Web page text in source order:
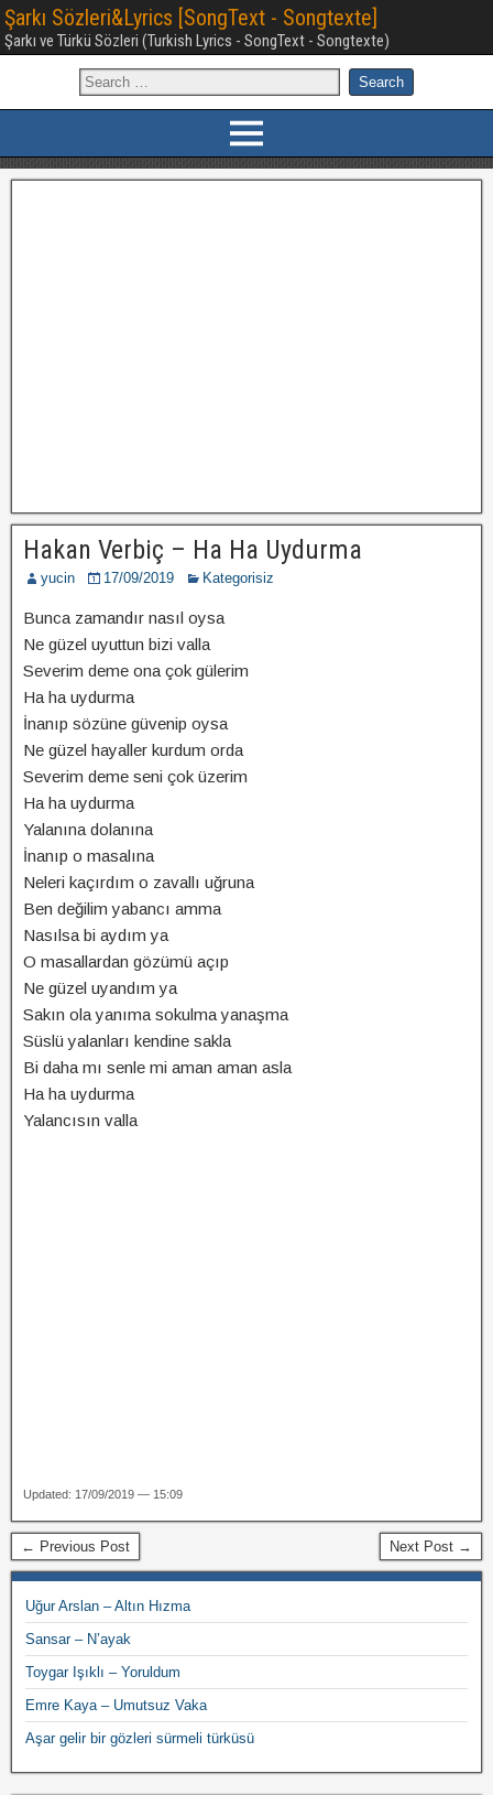
Şarkı Sözleri&Lyrics [SongText - Songtexte]
Şarkı ve Türkü Sözleri (Turkish Lyrics - SongText - Songtexte)
Hakan Verbiç – Ha Ha Uydurma
yucin 17/09/2019 Kategorisiz
Bunca zamandır nasıl oysa
Ne güzel uyuttun bizi valla
Severim deme ona çok gülerim
Ha ha uydurma
İnanıp sözüne güvenip oysa
Ne güzel hayaller kurdum orda
Severim deme seni çok üzerim
Ha ha uydurma
Yalanına dolanına
İnanıp o masalına
Neleri kaçırdım o zavallı uğruna
Ben değilim yabancı amma
Nasılsa bi aydım ya
O masallardan gözümü açıp
Ne güzel uyandım ya
Sakın ola yanıma sokulma yanaşma
Süslü yalanları kendine sakla
Bi daha mı senle mi aman aman asla
Ha ha uydurma
Yalancısın valla
Updated: 17/09/2019 — 15:09
← Previous Post Next Post →
Uğur Arslan – Altın Hızma
Sansar – N’ayak
Toygar Işıklı – Yoruldum
Emre Kaya – Umutsuz Vaka
Aşar gelir bir gözleri sürmeli türküsü